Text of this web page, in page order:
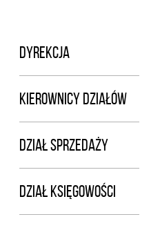
DYREKCJA
KIEROWNICY DZIAŁÓW
DZIAŁ SPRZEDAŻY
DZIAŁ KSIĘGOWOŚCI